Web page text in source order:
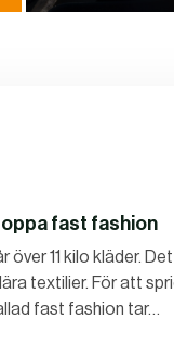
fast fashion
11 kilo kläder.
textilier. För att
fast fashion tar…